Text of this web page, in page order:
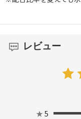
レビュー
★ 5